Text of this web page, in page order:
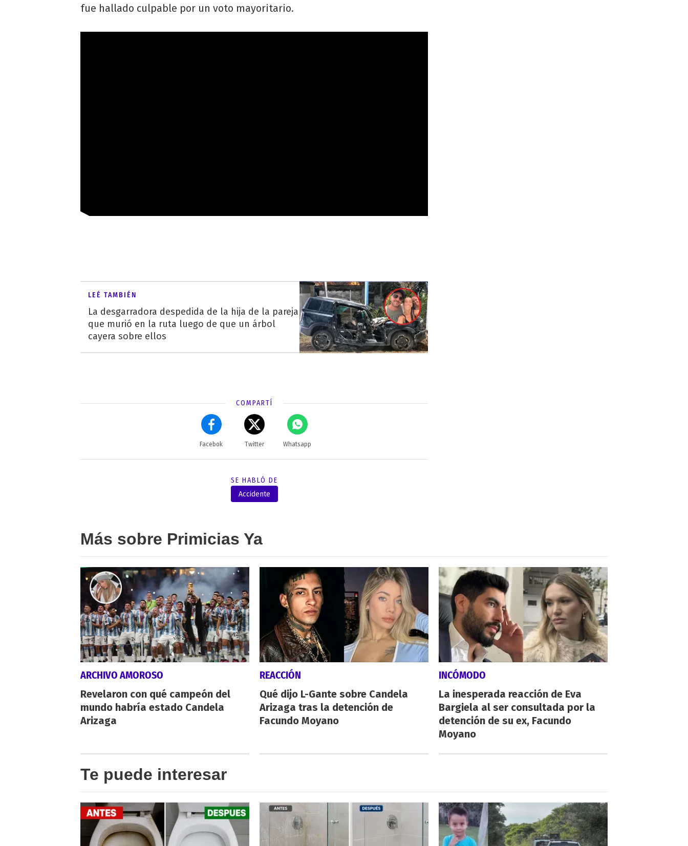
fue hallado culpable por un voto mayoritario.
LEÉ TAMBIÉN
La desgarradora despedida de la hija de la pareja
que murió en la ruta luego de que un árbol
cayera sobre ellos
COMPARTÍ
Facebok Twitter Whatsapp
SE HABLÓ DE
Accidente
Más sobre Primicias Ya
ARCHIVO AMOROSO
Revelaron con qué campeón del
mundo habría estado Candela
Arizaga
REACCIÓN
Qué dijo L-Gante sobre Candela
Arizaga tras la detención de
Facundo Moyano
INCÓMODO
La inesperada reacción de Eva
Bargiela al ser consultada por la
detención de su ex, Facundo
Moyano
Te puede interesar